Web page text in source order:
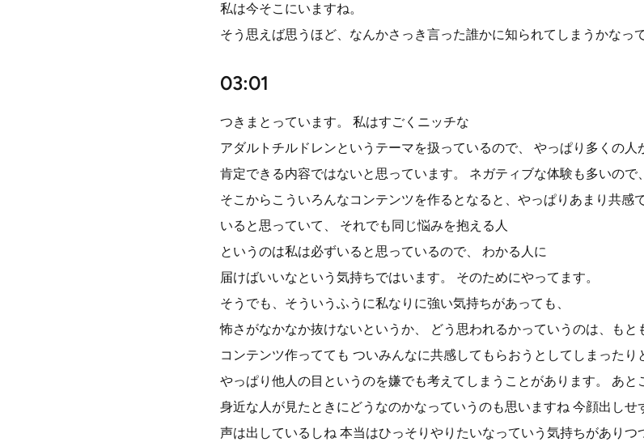
私は今そこにいますね。
そう思えば思うほど、なんかさっき言った誰かに知られてしまうかなっ
03:01
つきまとっています。 私はすごくニッチな
アダルトチルドレンというテーマを扱っているので、 やっぱり多くの人
肯定できる内容ではないと思っています。 ネガティブな体験も多いので、
そこからこういろんなコンテンツを作るとなると、やっぱりあまり共感
いると思っていて、 それでも同じ悩みを抱える人
というのは私は必ずいると思っているので、 わかる人に
届けばいいなという気持ちではいます。 そのためにやってます。
そうでも、そういうふうに私なりに強い気持ちがあっても、
怖さがなかなか抜けないというか、 どう思われるかっていうのは、もと
コンテンツ作ってても ついみんなに共感してもらおうとしてしまったり
やっぱり他人の目というのを嫌でも考えてしまうことがあります。 あ
身近な人が見たときにどうなのかなっていうのも思いますね 今顔出しせ
声は出しているしね 本当はひっそりやりたいなっていう気持ちがありつ